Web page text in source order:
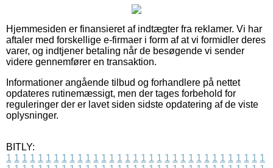
Hjemmesiden er finansieret af indtægter fra reklamer. Vi har
aftaler med forskellige e-firmaer i form af at vi formidler deres
varer, og indtjener betaling når de besøgende vi sender
videre gennemfører en transaktion.
Informationer angående tilbud og forhandlere på nettet
opdateres rutinemæssigt, men der tages forbehold for
reguleringer der er lavet siden sidste opdatering af de viste
oplysninger.
BITLY:
1 1 1 1 1 1 1 1 1 1 1 1 1 1 1 1 1 1 1 1 1 1 1 1 1 1 1 1 1 1 1 1 1